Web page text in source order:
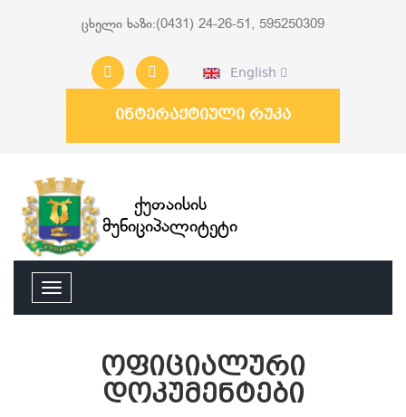
ცხელი ხაზი:(0431) 24-26-51, 595250309
English
ინტერაქტიული რუკა
ქუთაისის
მუნიციპალიტეტი
ოფიციალური
დოკუმენტები